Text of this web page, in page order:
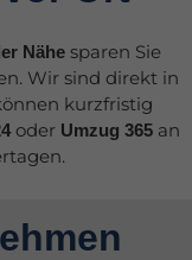
Nähe sparen Sie
Wir sind direkt in
kurzfristig
oder Umzug 365 an